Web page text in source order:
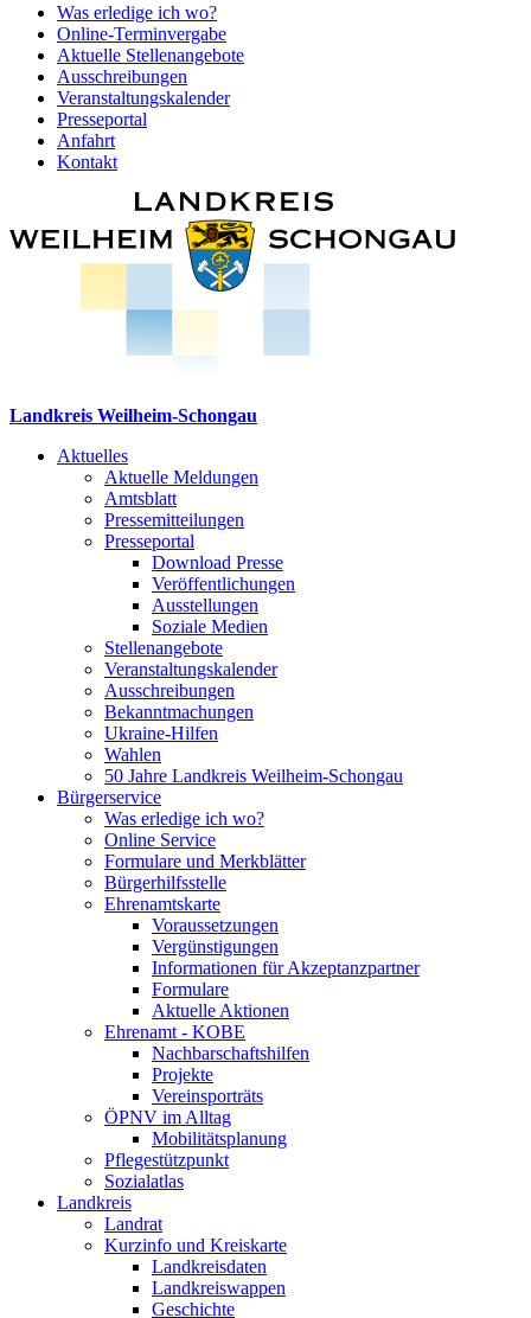
Was erledige ich wo?
Online-Terminvergabe
Aktuelle Stellenangebote
Ausschreibungen
Veranstaltungskalender
Presseportal
Anfahrt
Kontakt
Landkreis Weilheim-Schongau
Aktuelles
Aktuelle Meldungen
Amtsblatt
Pressemitteilungen
Presseportal
Download Presse
Veröffentlichungen
Ausstellungen
Soziale Medien
Stellenangebote
Veranstaltungskalender
Ausschreibungen
Bekanntmachungen
Ukraine-Hilfen
Wahlen
50 Jahre Landkreis Weilheim-Schongau
Bürgerservice
Was erledige ich wo?
Online Service
Formulare und Merkblätter
Bürgerhilfsstelle
Ehrenamtskarte
Voraussetzungen
Vergünstigungen
Informationen für Akzeptanzpartner
Formulare
Aktuelle Aktionen
Ehrenamt - KOBE
Nachbarschaftshilfen
Projekte
Vereinsporträts
ÖPNV im Alltag
Mobilitätsplanung
Pflegestützpunkt
Sozialatlas
Landkreis
Landrat
Kurzinfo und Kreiskarte
Landkreisdaten
Landkreiswappen
Geschichte